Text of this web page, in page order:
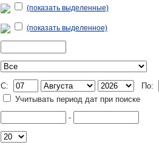
(показать выделенные)
(показать выделенное)
C:
По:
Учитывать период дат при поиске
-